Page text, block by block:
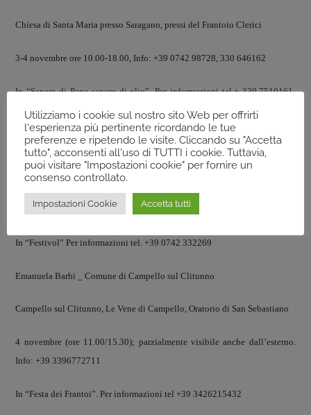
Chiesa di Santa Maria presso Saragano, pressi del Frantoio Clerici
3-4 novembre ore 10.00-18.00, Info: +39 0742 98728, 330 646162
In “Sapere di Pane sapore di olio”, Per informazioni tel.+ 339.7510161-
349.2549667
Elena Radovix _ Comune di Trevi
Antico Frantoio di Casa Carletti (Residenze Paragiso); Trevi (PG)
3-4 novembre (10.30-13.00/14.30-18.00), Info: +39 3386772711
In “Festivol” Per informazioni tel. +39 0742 332269
Emanuela Barbi _ Comune di Campello sul Clitunno
Campello sul Clitunno, Le Vene di Campello, Oratorio di San Sebastiano
4 novembre (ore 11.00/15.30); parzialmente visibile anche dall’esterno.
Info: +39 3396772711
In “Festa dei Frantoi”. Per informazioni tel +39 3426215432
Utilizziamo i cookie sul nostro sito Web per offrirti
l'esperienza più pertinente ricordando le tue
preferenze e ripetendo le visite. Cliccando su "Accetta
tutto", acconsenti all'uso di TUTTI i cookie. Tuttavia,
puoi visitare "Impostazioni cookie" per fornire un
consenso controllato.
Impostazioni Cookie Accetta tutti